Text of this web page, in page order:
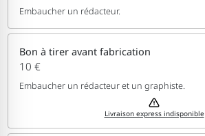
Embaucher un rédacteur.
Bon à tirer avant fabrication
10 €
Embaucher un rédacteur et un graphiste.
Livraison express indisponible